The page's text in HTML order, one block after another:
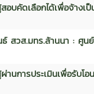
อบคัดเลือกได้เพื่อจ้างเ
สวส.มทร.ล้านนา : ศูน
านการประเมินเพื่อรับโ